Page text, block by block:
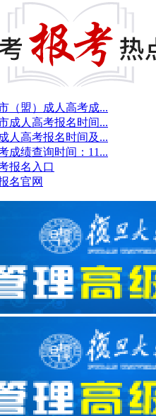
（盟）成人高考成...
成人高考报名时间...
人高考报名时间及...
成绩查询时间：11...
报名入口
名官网